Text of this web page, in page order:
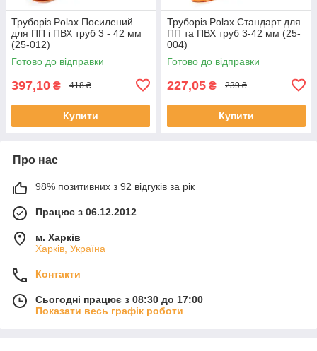
Труборіз Polax Посилений
для ПП і ПВХ труб 3 - 42 мм
(25-012)
Готово до відправки
397,10 ₴ 418 ₴
Купити
Труборіз Polax Стандарт для
ПП та ПВХ труб 3-42 мм (25-
004)
Готово до відправки
227,05 ₴ 239 ₴
Купити
Про нас
98% позитивних з 92 відгуків за рік
Працює з 06.12.2012
м. Харків
Харків, Україна
Контакти
Сьогодні працює з 08:30 до 17:00
Показати весь графік роботи